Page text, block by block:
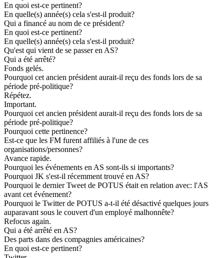
En quoi est-ce pertinent?
En quelle(s) année(s) cela s'est-il produit?
Qui a financé au nom de ce président?
En quoi est-ce pertinent?
En quelle(s) année(s) cela s'est-il produit?
Qu'est qui vient de se passer en AS?
Qui a été arrêté?
Fonds gelés.
Pourquoi cet ancien président aurait-il reçu des fonds lors de sa
période pré-politique?
Répétez.
Important.
Pourquoi cet ancien président aurait-il reçu des fonds lors de sa
période pré-politique?
Pourquoi cette pertinence?
Est-ce que les FM furent affiliés à l'une de ces
organisations/personnes?
Avance rapide.
Pourquoi les événements en AS sont-ils si importants?
Pourquoi JK s'est-il récemment trouvé en AS?
Pourquoi le dernier Tweet de POTUS était en relation avec: l'AS
avant cet événement?
Pourquoi le Twitter de POTUS a-t-il été désactivé quelques jours
auparavant sous le couvert d'un employé malhonnête?
Refocus again.
Qui a été arrêté en AS?
Des parts dans des compagnies américaines?
En quoi est-ce pertinent?